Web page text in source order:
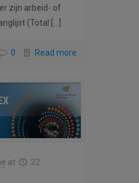
zijn arbeid- of
(Total
0 Read more
at
22